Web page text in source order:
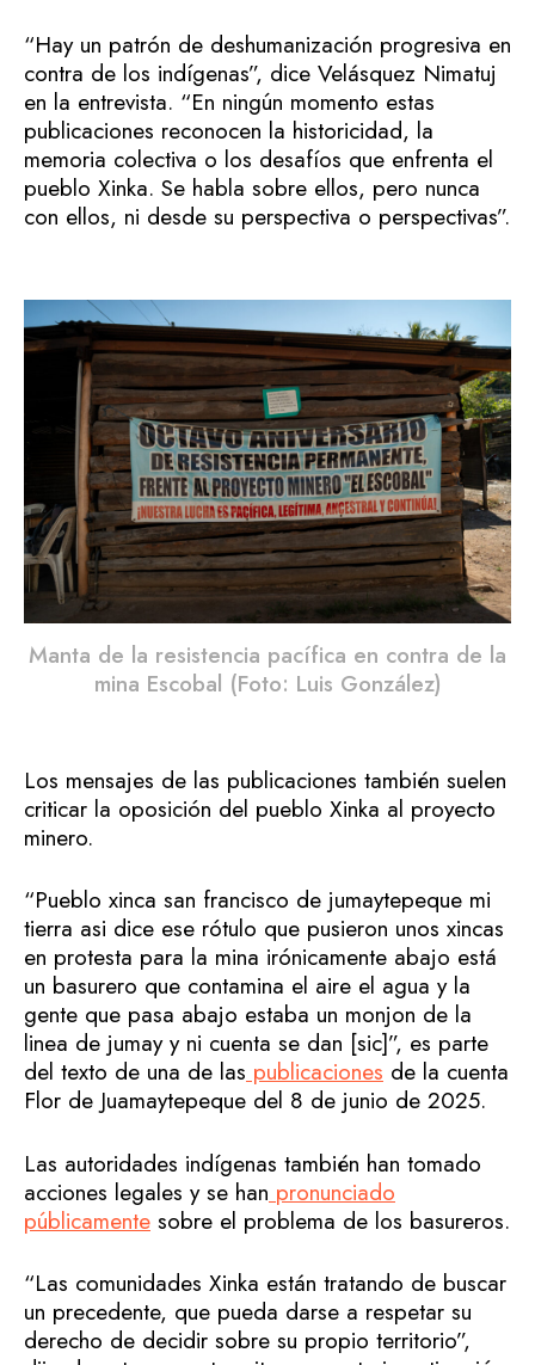
“Hay un patrón de deshumanización progresiva en
contra de los indígenas”, dice Velásquez Nimatuj
en la entrevista. “En ningún momento estas
publicaciones reconocen la historicidad, la
memoria colectiva o los desafíos que enfrenta el
pueblo Xinka. Se habla sobre ellos, pero nunca
con ellos, ni desde su perspectiva o perspectivas”.
Manta de la resistencia pacífica en contra de la
mina Escobal (Foto: Luis González)
Los mensajes de las publicaciones también suelen
criticar la oposición del pueblo Xinka al proyecto
minero.
“Pueblo xinca san francisco de jumaytepeque mi
tierra asi dice ese rótulo que pusieron unos xincas
en protesta para la mina irónicamente abajo está
un basurero que contamina el aire el agua y la
gente que pasa abajo estaba un monjon de la
linea de jumay y ni cuenta se dan [sic]”, es parte
del texto de una de laspublicaciones de la cuenta
Flor de Juamaytepeque del 8 de junio de 2025.
Las autoridades indígenas también han tomado
acciones legales y se han pronunciado
públicamente sobre el problema de los basureros.
“Las comunidades Xinka están tratando de buscar
un precedente, que pueda darse a respetar su
derecho de decidir sobre su propio territorio”,